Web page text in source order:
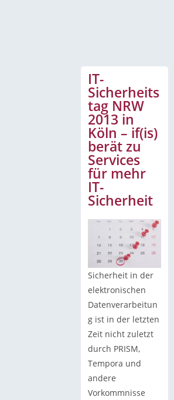
IT-
Sicherheits
tag NRW
2013 in
Köln – if(is)
berät zu
Services
für mehr
IT-
Sicherheit
Sicherheit in der
elektronischen
Datenverarbeitun
g ist in der letzten
Zeit nicht zuletzt
durch PRISM,
Tempora und
andere
Vorkommnisse